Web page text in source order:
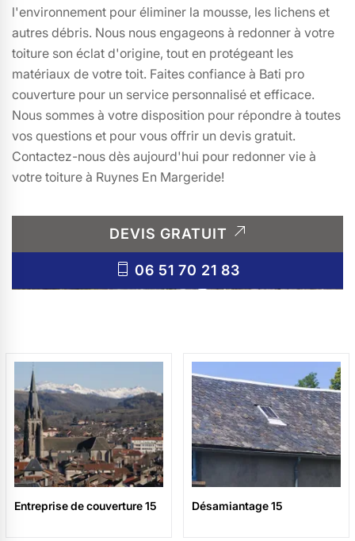
l'environnement pour éliminer la mousse, les lichens et
autres débris. Nous nous engageons à redonner à votre
toiture son éclat d'origine, tout en protégeant les
matériaux de votre toit. Faites confiance à Bati pro
couverture pour un service personnalisé et efficace.
Nous sommes à votre disposition pour répondre à toutes
vos questions et pour vous offrir un devis gratuit.
Contactez-nous dès aujourd'hui pour redonner vie à
votre toiture à Ruynes En Margeride!
DEVIS GRATUIT
06 51 70 21 83
Entreprise de couverture 15 Désamiantage 15